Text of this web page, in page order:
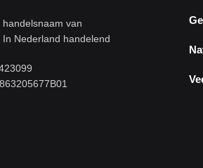
handelsnaam van
In Nederland handelend